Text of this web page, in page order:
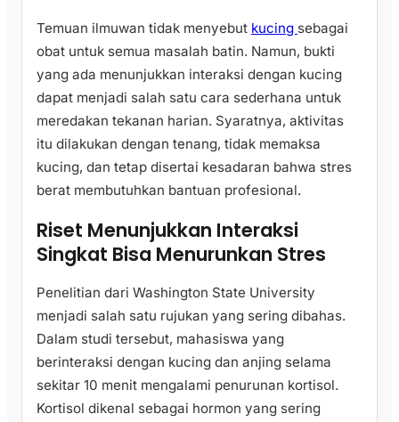
Temuan ilmuwan tidak menyebut kucing sebagai
obat untuk semua masalah batin. Namun, bukti
yang ada menunjukkan interaksi dengan kucing
dapat menjadi salah satu cara sederhana untuk
meredakan tekanan harian. Syaratnya, aktivitas
itu dilakukan dengan tenang, tidak memaksa
kucing, dan tetap disertai kesadaran bahwa stres
berat membutuhkan bantuan profesional.
Riset Menunjukkan Interaksi
Singkat Bisa Menurunkan Stres
Penelitian dari Washington State University
menjadi salah satu rujukan yang sering dibahas.
Dalam studi tersebut, mahasiswa yang
berinteraksi dengan kucing dan anjing selama
sekitar 10 menit mengalami penurunan kortisol.
Kortisol dikenal sebagai hormon yang sering